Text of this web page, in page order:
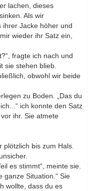
lachen, dieses
Als wir
ihrer Jacke höher und
wieder ihr Satz ein,
fragte ich nach und
sie stehen blieb.
obwohl wir beide
zu Boden. „Das du
ich konnte den Satz
ihr. Sie atmete
plötzlich bis zum Hals.
es stimmt“, meinte sie.
ganze Situation.“ Sie
wollte, dass du es